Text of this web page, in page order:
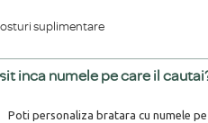
suplimentare
inca numele pe care il
Poti personaliza bratara cu numele